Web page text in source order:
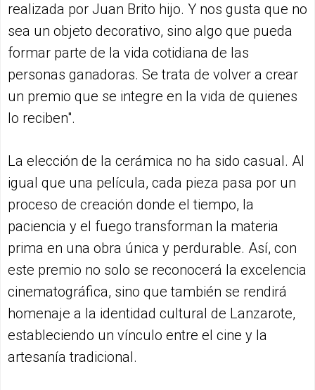
realizada por Juan Brito hijo. Y nos gusta que no
sea un objeto decorativo, sino algo que pueda
formar parte de la vida cotidiana de las
personas ganadoras. Se trata de volver a crear
un premio que se integre en la vida de quienes
lo reciben".
La elección de la cerámica no ha sido casual. Al
igual que una película, cada pieza pasa por un
proceso de creación donde el tiempo, la
paciencia y el fuego transforman la materia
prima en una obra única y perdurable. Así, con
este premio no solo se reconocerá la excelencia
cinematográfica, sino que también se rendirá
homenaje a la identidad cultural de Lanzarote,
estableciendo un vínculo entre el cine y la
artesanía tradicional.